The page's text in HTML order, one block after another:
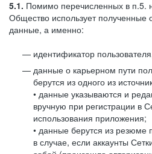
5.1. Помимо перечисленных в п.5.
Общество использует полученные
данные, а именно:
идентификатор
данные о карьерном пути
берутся из одного из
• данные указываются и
вручную при регистрации в
использования приложения;
• данные берутся из резюме
в случае, если аккаунты